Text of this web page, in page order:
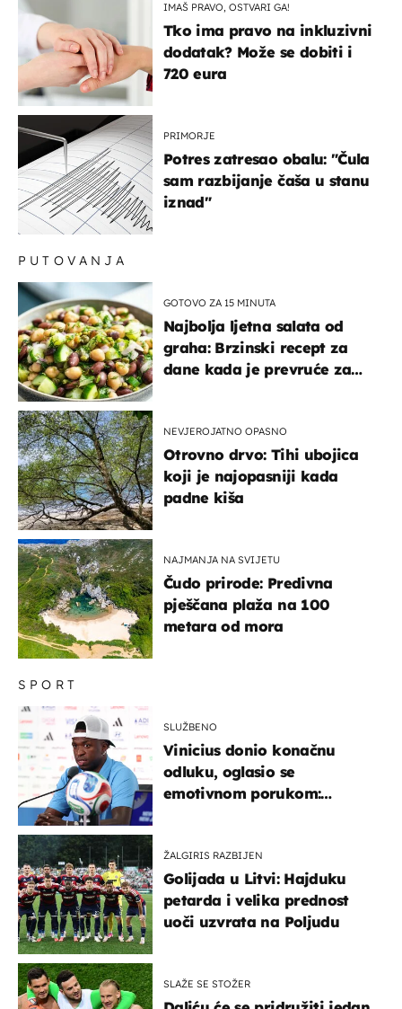
IMAŠ PRAVO, OSTVARI GA!
Tko ima pravo na inkluzivni
dodatak? Može se dobiti i
720 eura
PRIMORJE
Potres zatresao obalu: "Čula
sam razbijanje čaša u stanu
iznad"
SPORT
SLUŽBENO
Vinicius donio konačnu
odluku, oglasio se
emotivnom porukom:
ŽALGIRIS RAZBIJEN
Golijada u Litvi: Hajduku
petarda i velika prednost
uoči uzvrata na Poljudu
SLAŽE SE STOŽER
PUTOVANJA
GOTOVO ZA 15 MINUTA
Najbolja ljetna salata od
graha: Brzinski recept za
dane kada je prevruće za
NEVJEROJATNO OPASNO
Otrovno drvo: Tihi ubojica
koji je najopasniji kada
padne kiša
NAJMANJA NA SVIJETU
Čudo prirode: Predivna
pješčana plaža na 100
metara od mora